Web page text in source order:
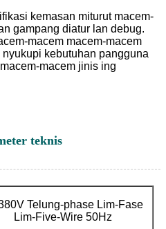
kemasan miturut macem-
gampang diatur lan debug.
macem macem-macem
kebutuhan pangguna
macem jinis ing
teknis
Telung-phase Lim-Fase
Lim-Five-Wire 50Hz